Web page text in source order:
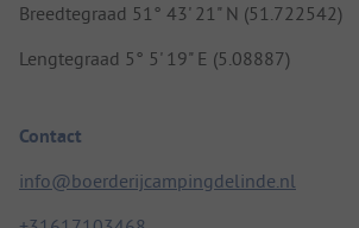
Breedtegraad 51° 43' 21" N (51.722542)
Lengtegraad 5° 5' 19" E (5.08887)
Contact
info@boerderijcampingdelinde.nl